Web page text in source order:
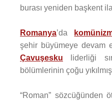
burası yeniden başkent
Romanya’da
şehir büyümeye devam
Çavuşesku liderliği
bölümlerinin çoğu
“Roman” sözcüğünden